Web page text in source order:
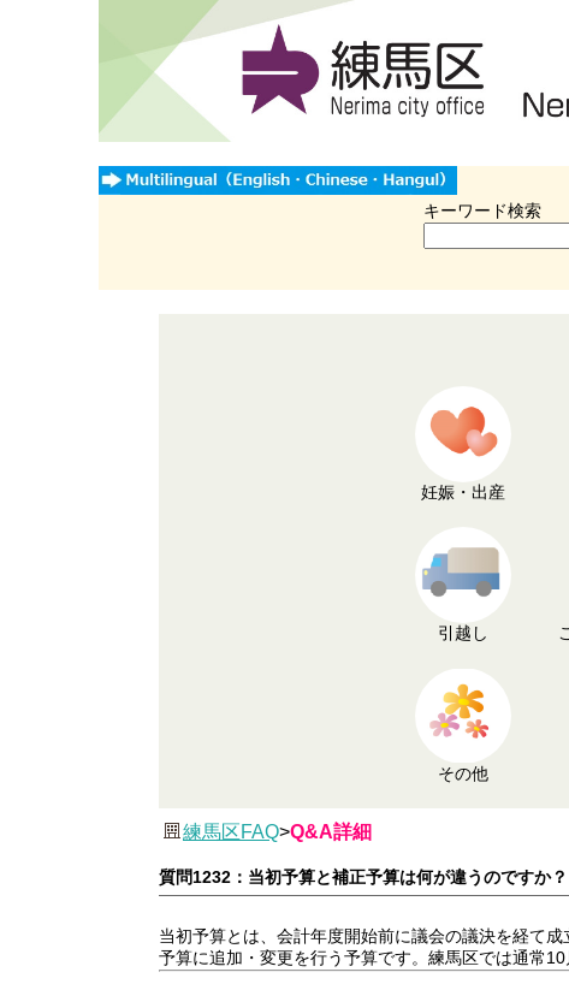
キーワード検索
妊娠・出産
引越し
その他
練馬区FAQ>Q&A詳細
質問1232：当初予算と補正予算は何が違うのですか？
当初予算とは、会計年度開始前に議会の議決を経て
予算に追加・変更を行う予算です。練馬区では通常